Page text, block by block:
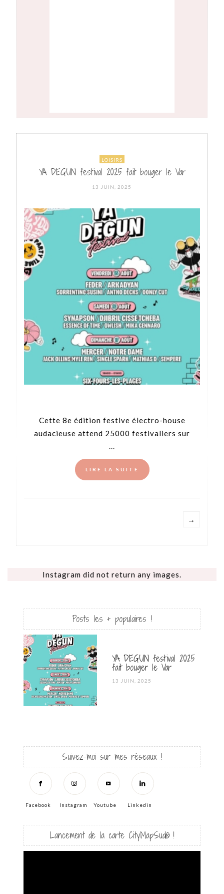
LOISIRS
YA DEGUN festival 2025 fait bouger le Var
POSTED
13 JUIN, 2025
Cette 8e édition festive électro-house
audacieuse attend 25000 festivaliers sur
...
LIRE LA SUITE
→
Instagram did not return any images.
Posts les + populaires !
YA DEGUN festival 2025
fait bouger le Var
POSTED
13 JUIN, 2025
Suivez-moi sur mes réseaux !
Facebook Instagram Youtube Linkedin
Lancement de la carte CityMapSud® !